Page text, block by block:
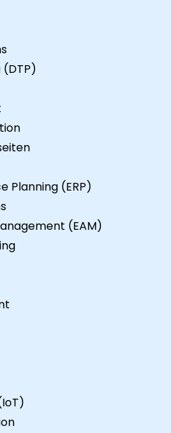
(DTP)
Planning (ERP)
(EAM)